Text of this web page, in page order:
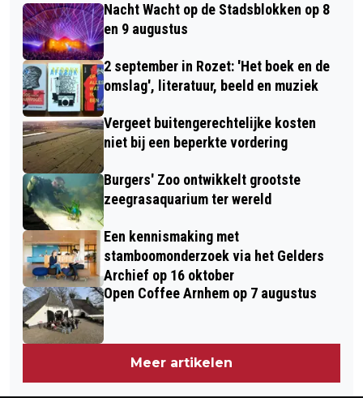
Nacht Wacht op de Stadsblokken op 8
en 9 augustus
2 september in Rozet: 'Het boek en de
omslag', literatuur, beeld en muziek
Vergeet buitengerechtelijke kosten
niet bij een beperkte vordering
Burgers' Zoo ontwikkelt grootste
zeegrasaquarium ter wereld
Een kennismaking met
stamboomonderzoek via het Gelders
Archief op 16 oktober
Open Coffee Arnhem op 7 augustus
Meer artikelen